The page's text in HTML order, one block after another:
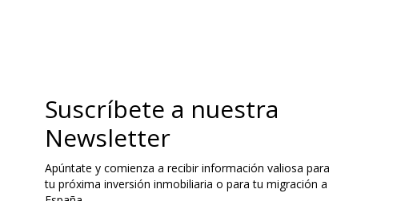
Suscríbete a nuestra
Newsletter
Apúntate y comienza a recibir información valiosa para
tu próxima inversión inmobiliaria o para tu migración a